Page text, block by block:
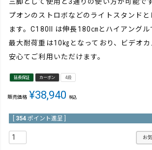
プオンのストロボなどのライトスタンドと
ます。C180II は伸長180㎝とハイアングル
最大耐荷重は10㎏となっており、ビデオ
安心てご利用いただけます。
延長保証 カーボン 4段
販売価格 ¥38,940 税込
354 ポイント進呈 ]
お